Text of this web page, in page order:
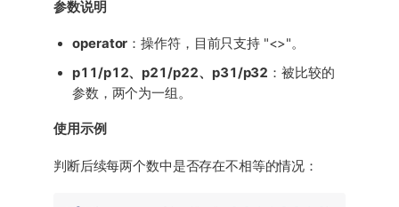
参数说明
operator ：操作符，目前只支持 "<>"。
p11/p12、p21/p22、p31/p32 ：被比较的
参数，两个为一组。
使用示例
判断后续每两个数中是否存在不相等的情况：